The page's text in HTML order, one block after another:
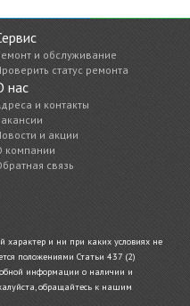
и обслуживание
статус ремонта
нас
и контакты
и акции
компании
связь
и ни при каких условиях не
положениями Статьи 437 (2)
информации о наличии и
обращайтесь к нашим